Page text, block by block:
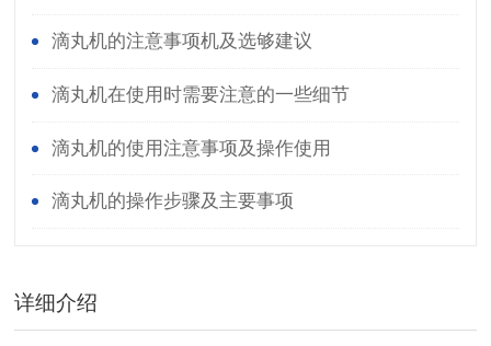
滴丸机的注意事项机及选够建议
滴丸机在使用时需要注意的一些细节
滴丸机的使用注意事项及操作使用
滴丸机的操作步骤及主要事项
详细介绍